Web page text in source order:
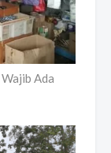
Ada